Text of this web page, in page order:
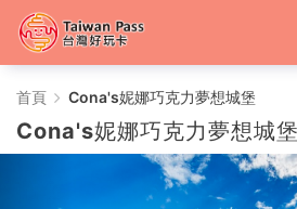
Cona's
妮
首頁 Cona's妮娜巧克力夢想城堡
Cona's妮娜巧克力夢想城堡